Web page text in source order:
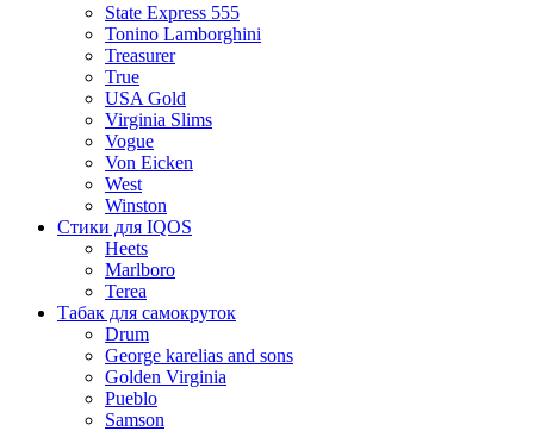
State Express 555
Tonino Lamborghini
Treasurer
True
USA Gold
Virginia Slims
Vogue
Von Eicken
West
Winston
Стики для IQOS
Heets
Marlboro
Terea
Табак для самокруток
Drum
George karelias and sons
Golden Virginia
Pueblo
Samson